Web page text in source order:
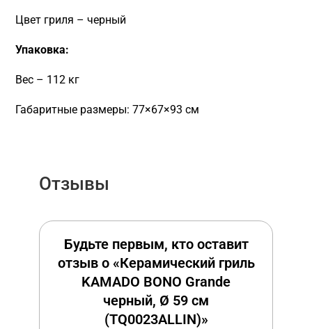
Цвет гриля – черный
Упаковка:
Вес – 112 кг
Габаритные размеры: 77×67×93 см
Отзывы
Будьте первым, кто оставит
отзыв о «Керамический гриль
KAMADO BONO Grande
черный, Ø 59 cм
(TQ0023ALLIN)»